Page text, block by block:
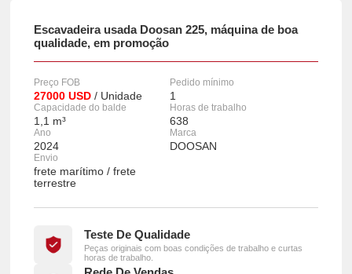
Escavadeira usada Doosan 225, máquina de boa
qualidade, em promoção
Preço FOB
27000 USD / Unidade
Pedido mínimo
1
Capacidade do balde
1,1 m³
Horas de trabalho
638
Ano
2024
Marca
DOOSAN
Envio
frete marítimo / frete
terrestre
Teste De Qualidade
Peças originais com boas condições de trabalho e curtas
horas de trabalho.